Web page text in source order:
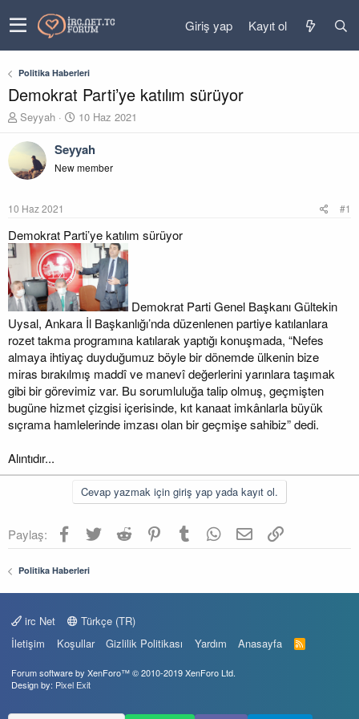
Giriş yap Kayıt ol
Politika Haberleri
Demokrat Parti’ye katılım sürüyor
K
n
y
b
a
ş
l
a
n
Seyyah
B
ş
l
a
ç
t
a
r
i
h
i
10 Haz 2021
Seyyah
New member
10 Haz 2021 #1
Demokrat Parti’ye katılım sürüyor
Demokrat Parti Genel Başkanı Gültekin
Uysal, Ankara İl Başkanlığı’nda düzenlenen partiye katılanlara
rozet takma programına katılarak yaptığı konuşmada, “Nefes
almaya ihtiyaç duyduğumuz böyle bir dönemde ülkenin bize
miras bırakılmış maddî ve manevî değerlerini yarınlara taşımak
gibi bir görevimiz var. Bu sorumluluğa talip olmuş, geçmişten
bugüne hizmet çizgisi içerisinde, kıt kanaat imkânlarla büyük
sıçrama hamlelerinde imzası olan bir geçmişe sahibiz” dedi.
Alıntıdır...
Cevap yazmak için giriş yap yada kayıt ol.
Paylaş: Facebook
TwitterReddit PinterestTumblr WhatsApp
E-postaLink
Politika Haberleri
irc Net
Türkçe (TR)
İletişim
Koşullar Gizlilik Politikası Yardım Anasayfa
R
S
Forum software by XenForo™© 2010-2019 XenForo Ltd.
Design by: Pixel Exit